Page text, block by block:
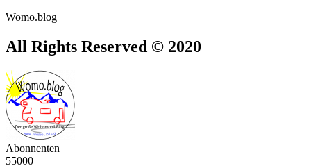
Womo.blog
All Rights Reserved © 2020
Abonnenten
55000